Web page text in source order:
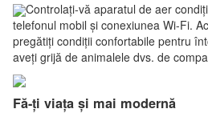
Controlați-vă aparatul de aer
telefonul mobil și conexiunea Wi-Fi.
pregătiți condiții confortabile pentru
aveți grijă de animalele dvs. de
Fă-ți viața și mai modernă